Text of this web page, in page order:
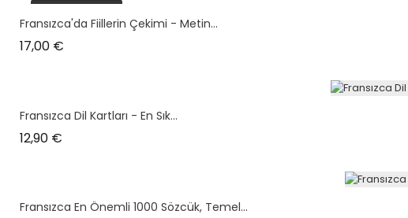
plus en stock
Fransızca'da Fiillerin Çekimi - Metin...
17,00 €
Fransızca Dil Kartları - En Sık...
12,90 €
Fransızca En Önemli 1000 Sözcük, Temel...